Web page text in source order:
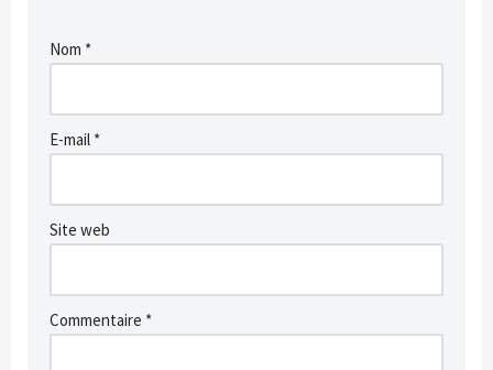
Nom *
E-mail *
Site web
Commentaire *